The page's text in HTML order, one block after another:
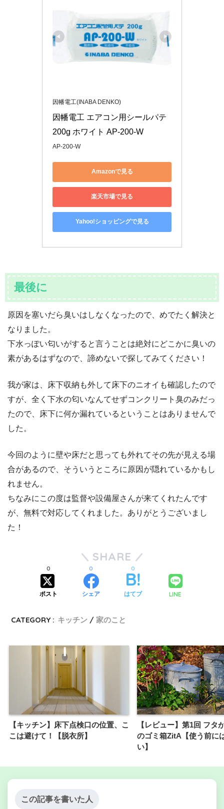
因幡電工(INABA DENKO)
因幡電工 エアコン用シールパテ
200g ホワイト AP-200-W
AP-200-W
Amazonで見る
楽天市場で見る
Yahoo!ショッピングで見る
最後に
原因を塞いだら臭いはしなくなったので、めでたく解決と
なりました。
下水っぽい匂いがすると言うことは絶対にどこかに臭いの
素があるはずなので、諦めないで探してみてください！
我が家は、床下収納も外して床下のニオイも確認したので
すが、全く下水の匂いなんてせずコンクリート臭のみだっ
たので、床下に何か漏れているということはありませんで
した。
今回のように壁や床だと思っても外れてその先が見える場
合があるので、そういうところに原因が隠れているかもし
れません。
ちなみにこの度は監督や設備屋さんが来てくれたんです
が、無料で対応してくれました。ありがとうございまし
た！
SHARE
ポスト
0
シェア
0
はてブ
0
LINE
CATEGORY : キッチン 家のこと
【キッチン】床下点検口の位置、こ
こは避けて！【脱衣所】
【レビュー】第1回 フタ
のゴミ箱ZitA【使う前に
い】
この記事を書いた人